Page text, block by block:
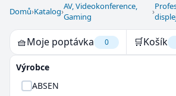
Domů›Katalog›AV, Videokonference,
Gaming
›
🧺Moje poptávka 0 🛒Košík
Výrobce
ABSEN